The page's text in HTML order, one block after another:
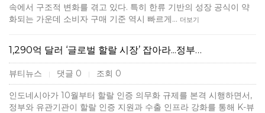
속에서 구조적 변화를 겪고 있다. 특히 한류 기반의 성장 공식이 약
화되는 가운데 소비자 구매 기준 역시 빠르게… 더보기
1,290억 달러 ‘글로벌 할랄 시장’ 잡아라...정부…
뷰티뉴스 | 댓글 0 | 조회 0
인도네시아가 10월부터 할랄 인증 의무화 규제를 본격 시행하면서,
정부와 유관기관이 할랄 인증 지원과 수출 인프라 강화를 통해 K-뷰